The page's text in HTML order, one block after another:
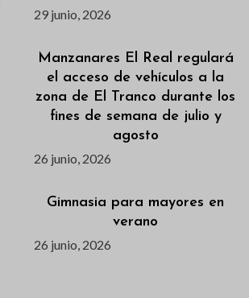
29 junio, 2026
Manzanares El Real regulará
el acceso de vehículos a la
zona de El Tranco durante los
fines de semana de julio y
agosto
26 junio, 2026
Gimnasia para mayores en
verano
26 junio, 2026